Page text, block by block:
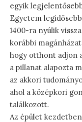
egyik
Egyetem
1400-ra nyúlik
korábbi
hogy otthont adjon
a pillanat alapozta
az akkori
ahol a középkori
találkozott.
Az épület